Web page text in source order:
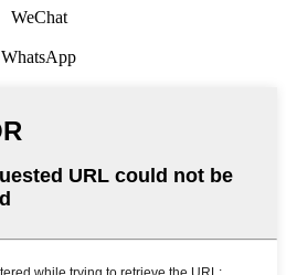
WeChat
WhatsApp